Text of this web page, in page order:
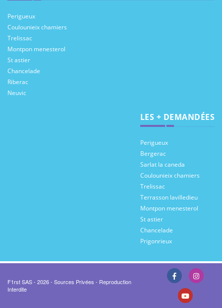
Perigueux
Coulounieix chamiers
Trelissac
Montpon menesterol
St astier
Chancelade
Riberac
Neuvic
LES + DEMANDÉES
Perigueux
Bergerac
Sarlat la caneda
Coulounieix chamiers
Trelissac
Terrasson lavilledieu
Montpon menesterol
St astier
Chancelade
Prigonrieux
F1rst SAS - 2026 - Sources Privées - Reproduction
Interdite